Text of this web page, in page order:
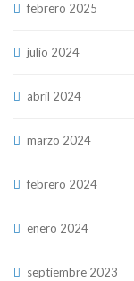
febrero 2025
julio 2024
abril 2024
marzo 2024
febrero 2024
enero 2024
septiembre 2023